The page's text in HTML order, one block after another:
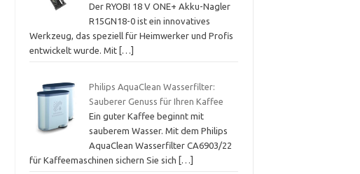
Der RYOBI 18 V ONE+ Akku-Nagler
R15GN18-0 ist ein innovatives
Werkzeug, das speziell für Heimwerker und Profis
entwickelt wurde. Mit […]
Philips AquaClean Wasserfilter:
Sauberer Genuss für Ihren Kaffee
Ein guter Kaffee beginnt mit
sauberem Wasser. Mit dem Philips
AquaClean Wasserfilter CA6903/22
für Kaffeemaschinen sichern Sie sich
[…]